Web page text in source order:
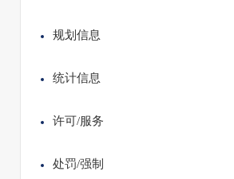
规划信息
统计信息
许可/服务
处罚/强制